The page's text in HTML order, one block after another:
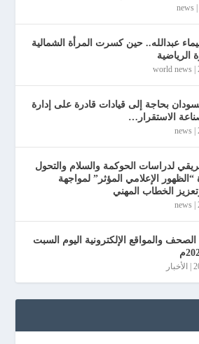
|
news
عبدالله.. حين كسرت المرأة الشمالية
الرياضية
|
world news
بحاجة إلى قيادات قادرة على إدارة
الاستقرار…
|
news
لدراسات الحوكمة والسلام والتحول
الإعلامي المؤثر” لمواجهة
الخطاب المهني
|
news
الصحف والمواقع الإلكترونية اليوم السبت
| الأخبار